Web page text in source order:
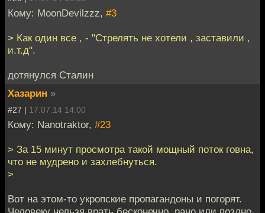
Кому: MoonDevilzzz, #3
> Как один все , - "Стрелять не хотели , заставили ,
и.т.д".
дотянулся Сталин
Хазарин »
#27 | 17.07.14 14:00
Кому: Nanotraktor, #23
> За 15 минут просмотра такой мощный поток говна,
что не мудрено и захлебнуться.
>
Вот на этом-то укропские пропагандоны и погорят.